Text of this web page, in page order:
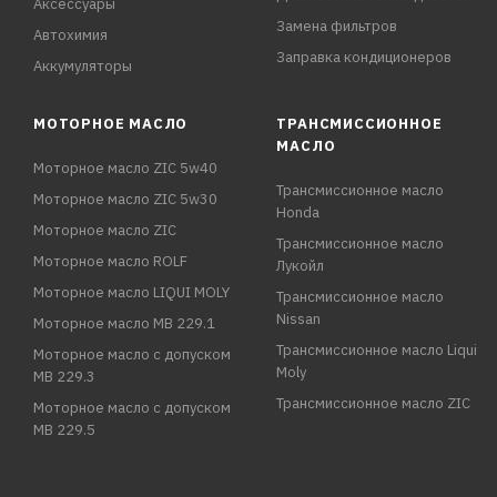
Аксессуары
Автохимия
Аккумуляторы
Замена фильтров
Заправка кондиционеров
МОТОРНОЕ МАСЛО
Моторное масло ZIC 5w40
Моторное масло ZIC 5w30
Моторное масло ZIC
Моторное масло ROLF
Моторное масло LIQUI MOLY
Моторное масло MB 229.1
Моторное масло с допуском
MB 229.3
Моторное масло с допуском
MB 229.5
ТРАНСМИССИОННОЕ
МАСЛО
Трансмиссионное масло
Honda
Трансмиссионное масло
Лукойл
Трансмиссионное масло
Nissan
Трансмиссионное масло Liqui
Moly
Трансмиссионное масло ZIC